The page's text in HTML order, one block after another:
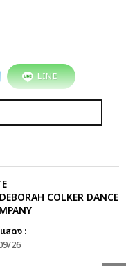
LINE
COLKER DANCE
สดง :
26